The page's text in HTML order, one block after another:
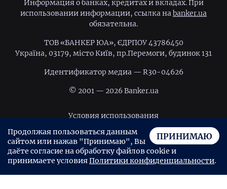
Информация о банках, кредитах и вкладах. При
использовании информации, ссылка наbanker.ua
обязательна.
ТОВ «БАНКЕР ЮА», ЄДРПОУ 43786450
Україна, 03179, місто Київ, пр.Перемоги, будинок 131
Идентификатор медиа — R30-04626
© 2001 — 2026 Banker.ua
Условия использования
Политика конфиденциальности
Пользовательское соглашение
ПРИНИМАЮ
Продолжая пользоваться данным
сайтом или нажав "Принимаю", Вы
даёте согласие на обработку файлов cookie и
принимаете условияПолитики конфиденциальности.